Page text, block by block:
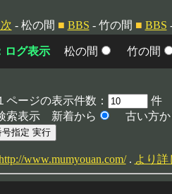
- 松の間 ■ BBS - 竹の間 ■ BBS
ログ表示 松の間 竹の間
ページの表示件数：
索表示 新着から
古い方か
www.mumyouan.com/. より詳